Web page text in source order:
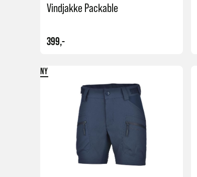
Vindjakke Packable
399,-
NY